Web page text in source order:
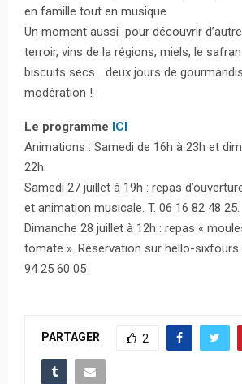
en famille tout en musique.
Un moment aussi pour découvrir
terroir, vins de la régions, miels, le
biscuits secs… deux jours de
modération !
Le programme ICI
Animations : Samedi de 16h à 23h et
22h.
Samedi 27 juillet à 19h : repas
et animation musicale. T. 06 16 82 48 25.
Dimanche 28 juillet à 12h : repas «
tomate ». Réservation sur hello-
94 25 60 05
PARTAGER 2